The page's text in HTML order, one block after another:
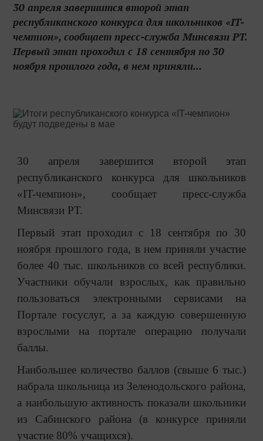
30 апреля завершится второй этап
республиканского конкурса для школьников «IT-
чемпион», сообщает пресс-служба Минсвязи РТ.
Первый этап проходил с 18 сентября по 30
ноября прошлого года, в нем приняли...
30 апреля завершится второй этап
республиканского конкурса для школьников
«IT-чемпион», сообщает пресс-служба
Минсвязи РТ.
Первый этап проходил с 18 сентября по 30
ноября прошлого года, в нем приняли участие
более 40 тыс. школьников со всей республики.
Участники обучали взрослых, как правильно
пользоваться электронными сервисами на
Портале госуслуг, а за каждую совершенную
взрослыми на портале операцию получали
баллы.
Наибольшее количество баллов (свыше 6 тыс.)
набрала школьница из Зеленодольского района,
а наибольшую активность показали школьники
из Сабинского района (в конкурсе приняли
участие 80% учащихся).